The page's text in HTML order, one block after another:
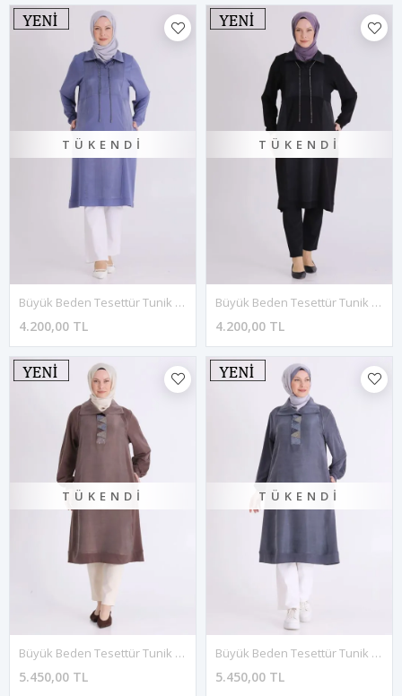
TÜKENDI
Büyük Beden Tesettür Tunik 20142 Morcivert
4.200,00 TL
TÜKENDI
Büyük Beden Tesettür Tunik 20142 Siyah
4.200,00 TL
TÜKENDI
Büyük Beden Tesettür Tunik 20145 Kahve
5.450,00 TL
TÜKENDI
Büyük Beden Tesettür Tunik 20145 Lacivert
5.450,00 TL